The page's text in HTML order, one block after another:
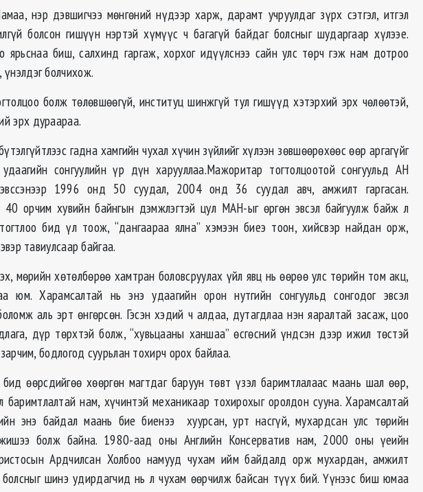
нэр дэвшигчээ мөнгөний нүдээр харж, дарамт учруулдаг зүрх сэтгэл, итгэл
болсон гишүүн нэртэй хүмүүс ч багагүй байдаг болсныг шударгаар хүлээе.
ярьснаа биш, салхинд гаргаж, хорхог идүүлснээ сайн улс төрч гэж нам дотроо
үнэлдэг болчихож.
болж төлөвшөөгүй, институц шинжгүй тул гишүүд хэтэрхий эрх чөлөөтэй,
эрх дураараа.
гадна хамгийн чухал хүчин зүйлийг хүлээн зөвшөөрөхөөс өөр аргагүйг
сонгуулийн үр дүн харууллаа.Мажоритар тогтолцоотой сонгуульд АН
1996 онд 50 суудал, 2004 онд 36 суудал авч, амжилт гаргасан.
40 орчим хувийн байнгын дэмжлэгтэй цул МАН-ыг өргөн эвсэл байгуулж байж л
бид үл тоож, “дангаараа ялна” хэмээн биеэ тоон, хийсвэр найдан орж,
тавиулсаар байгаа.
мөрийн хөтөлбөрөө хамтран боловсруулах үйл явц нь өөрөө улс төрийн том акц,
юм. Харамсалтай нь энэ удаагийн орон нутгийн сонгуульд сонгодог эвсэл
аль эрт өнгөрсөн. Гэсэн хэдий ч алдаа, дутагдлаа нэн яаралтай засаж, цоо
дүр төрхтэй болж, “хувьцааны ханшаа” өсгөсний үндсэн дээр ижил төстэй
бодлогод суурьлан тохирч орох байлаа.
бид өөрсдийгөө хөөргөн магтдаг баруун төвт үзэл баримтлалаас маань шал өөр,
баримтлалтай нам, хүчинтэй механикаар тохирохыг оролдон сууна. Харамсалтай
энэ байдал маань бие биенээ хуурсан, урт насгүй, мухардсан улс төрийн
болж байна. 1980-аад оны Английн Консерватив нам, 2000 оны үеийн
Ардчилсан Холбоо намууд чухам ийм байдалд орж мухардан, амжилт
болсныг шинэ удирдагчид нь л чухам өөрчилж байсан түүх бий. Үүнээс биш юмаа